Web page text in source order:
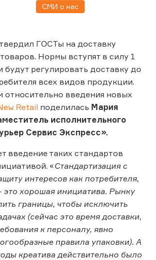
СМИ о нас
ГОСТы на доставку
Нормы вступят в силу 1
будут регулировать доставку до
всех видов продукции.
относительно введения новых
Retail поделилась Мария
исполнительного
Сервис Экспресс».
введение таких стандартов
«Стандартизация с
интересов как потребителя,
это хорошая инициатива. Рынку
границы, чтобы исключить
(сейчас это время доставки,
к персоналу, явно
правила упаковки). А
креатива действительно было